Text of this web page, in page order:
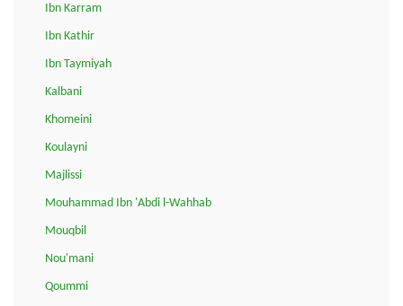
Ibn Karram
Ibn Kathir
Ibn Taymiyah
Kalbani
Khomeini
Koulayni
Majlissi
Mouhammad Ibn 'Abdi l-Wahhab
Mouqbil
Nou'mani
Qoummi